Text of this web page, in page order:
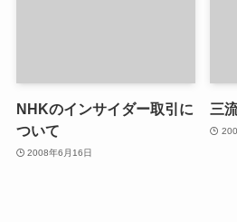
NHKのインサイダー取引に
ついて
2008年6月16日
三